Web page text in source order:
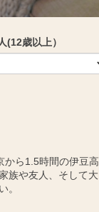
(12歳以上）
から1.5時間の伊豆高
族や友人、そして大
。